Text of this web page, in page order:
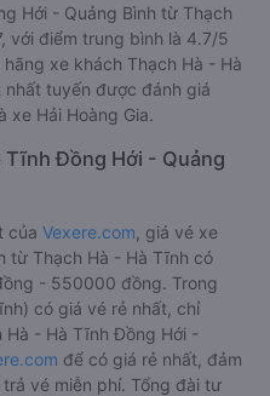
Hới - Quảng Bình từ Thạch
với điểm trung bình là 4.7/5
xe khách Thạch Hà - Hà
tuyến được đánh giá
xe Hải Hoàng Gia.
Tĩnh Đồng Hới - Quảng
của Vexere.com , giá vé xe
từ Thạch Hà - Hà Tĩnh có
- 550000 đồng. Trong
có giá vé rẻ nhất, chỉ
- Hà Tĩnh Đồng Hới -
để có giá rẻ nhất, đảm
vé miễn phí. Tổng đài tư